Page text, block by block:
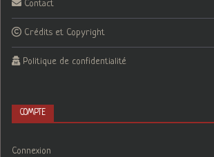
Contact
Crédits et Copyright
Politique de confidentialité
COMPTE
Connexion